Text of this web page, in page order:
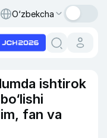
O‘zbekcha
ishtirok
fan va